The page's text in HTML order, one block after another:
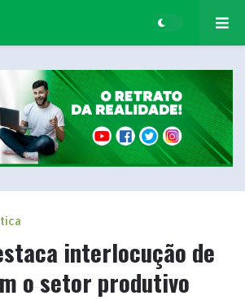
interlocução de
o setor produtivo